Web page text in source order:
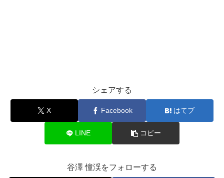
シェアする
X Facebook はてブ
LINE コピー
谷澤 憧渓をフォローする